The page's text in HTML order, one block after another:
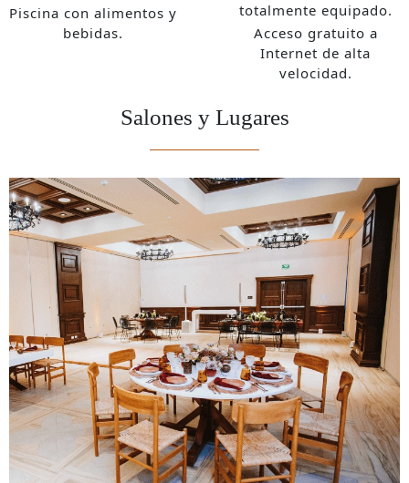
Piscina con alimentos y
bebidas.
totalmente equipado.
Acceso gratuito a
Internet de alta
velocidad.
Salones y Lugares